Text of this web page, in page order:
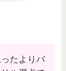
たよりバ